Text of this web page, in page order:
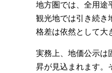
地方圏では、全用途
観光地では引き続き
格差は依然として大
実務上、地価公示は
昇が見込まれます。